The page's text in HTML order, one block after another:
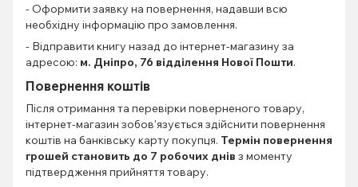
- Оформити заявку на повернення, надавши всю
необхідну інформацію про замовлення.
- Відправити книгу назад до інтернет-магазину за
адресою: м. Дніпро, 76 відділення Нової Пошти.
Повернення коштів
Після отримання та перевірки поверненого товару,
інтернет-магазин зобов'язується здійснити повернення
коштів на банківську карту покупця. Термін повернення
грошей становить до 7 робочих днів з моменту
підтвердження прийняття товару.